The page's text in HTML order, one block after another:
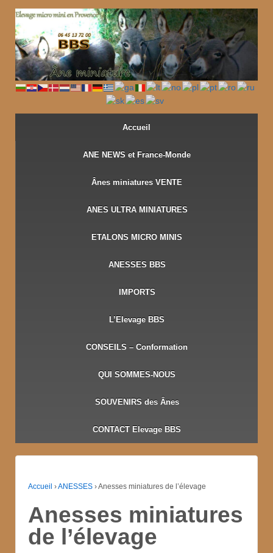
↓
PASSER
AU
CONTENU
PRINCIPAL
Accueil
ANE NEWS et France-Monde
Ânes miniatures VENTE
ANES ULTRA MINIATURES
ETALONS MICRO MINIS
ANESSES BBS
IMPORTS
L’Elevage BBS
CONSEILS – Conformation
QUI SOMMES-NOUS
SOUVENIRS des Ânes
CONTACT Elevage BBS
Accueil ›ANESSES ›Anesses miniatures de l’élevage
Anesses miniatures
de l’élevage